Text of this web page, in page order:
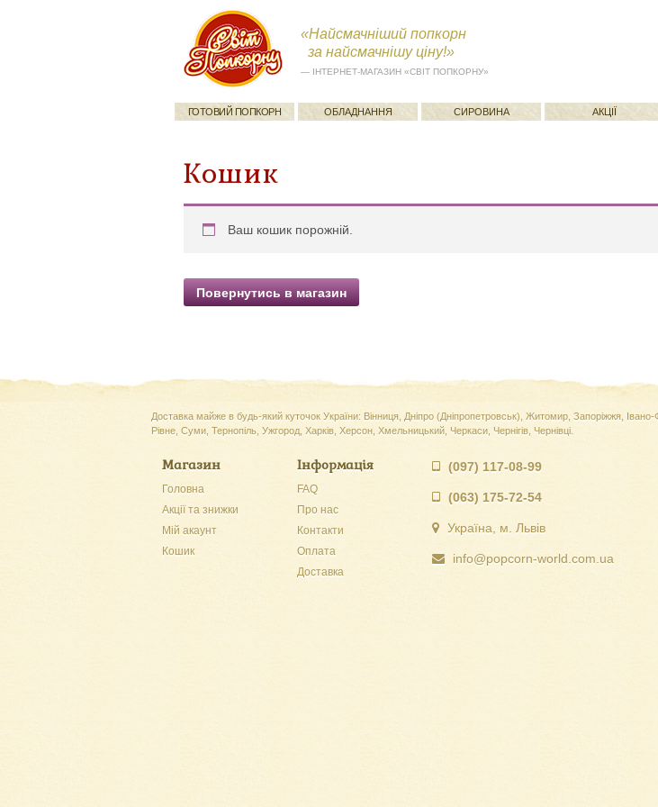
«Найсмачніший попкорн
за найсмачнішу ціну!»
— ІНТЕРНЕТ-МАГАЗИН «СВІТ ПОПКОРНУ»
ГОТОВИЙ ПОПКОРН ОБЛАДНАННЯ СИРОВИНА АКЦІЇ
Кошик
Ваш кошик порожній.
Повернутись в магазин
Доставка майже в будь-який куточок України: Вінниця, Дніпро (Дніпропетровськ), Житомир, Запоріжжя,
Рівне, Суми, Тернопіль, Ужгород, Харків, Херсон, Хмельницький, Черкаси, Чернігів, Чернівці.
Магазин
Головна
Акції та знижки
Мій акаунт
Кошик
Інформація
FAQ
Про нас
Контакти
Оплата
Доставка
(097) 117-08-99
(063) 175-72-54
Україна, м. Львів
info@popcorn-world.com.ua